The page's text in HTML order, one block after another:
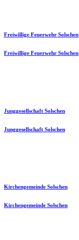
Freiwillige Feuerwehr Solschen
Freiwillige Feuerwehr Solschen
Junggesellschaft Solschen
Junggesellschaft Solschen
Kirchengemeinde Solschen
Kirchengemeinde Solschen